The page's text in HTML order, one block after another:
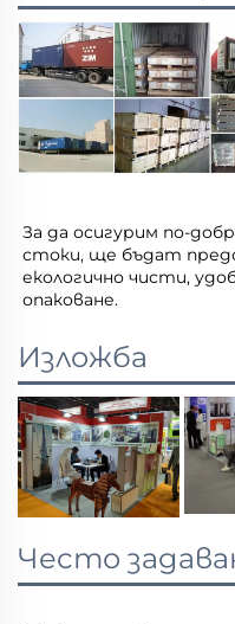
За да осигурим по-
стоки, ще бъдат
екологично чисти,
опаковане.
Изложба
Често